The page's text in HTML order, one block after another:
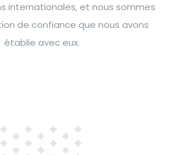
internationales, et nous sommes
de confiance que nous avons
établie avec eux.